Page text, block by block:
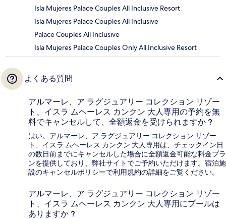
Isla Mujeres Palace Couples All Inclusive Resort
Isla Mujeres Palace Couples All Inclusive
Palace Couples All Inclusive
Isla Mujeres Palace Couples Only All Inclusive Resort
よくある質問
アルマーレ、ア ラグジュアリー コレクション リゾー
ト、イスラ ムヘーレス カンクン 大人専用の予約を無
料でキャンセルして、全額返金を受けられますか ?
はい。アルマーレ、ア ラグジュアリー コレクション リゾー
ト、イスラ ムヘーレス カンクン 大人専用は、チェックイン日
の数日前までにキャンセルした場合に全額返金可能な料金プラ
ンを提供しており、弊社サイトでご予約いただけます。宿泊施
設のキャンセルポリシーで利用規約の詳細をご覧ください。
アルマーレ、ア ラグジュアリー コレクション リゾー
ト、イスラ ムヘーレス カンクン 大人専用にプールは
ありますか ?